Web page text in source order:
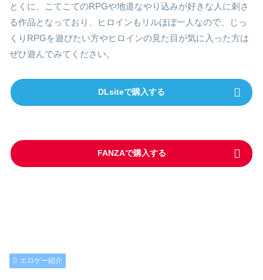
とくに、こてこてのRPGや地道なやり込みが好きな人に刺さ
る作品となっており、ヒロインもリルほぼ一人なので、じっ
くりRPGを遊びたい方やヒロインの見た目が気に入った方は
ぜひ遊んでみてください。
DLsiteで購入する
FANZAで購入する
エロゲー紹介